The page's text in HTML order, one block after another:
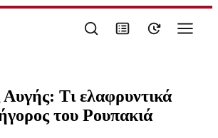
Τι ελαφρυντικά
του Ρουπακιά